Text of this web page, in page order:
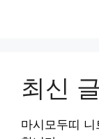
최신 글
마시모두띠